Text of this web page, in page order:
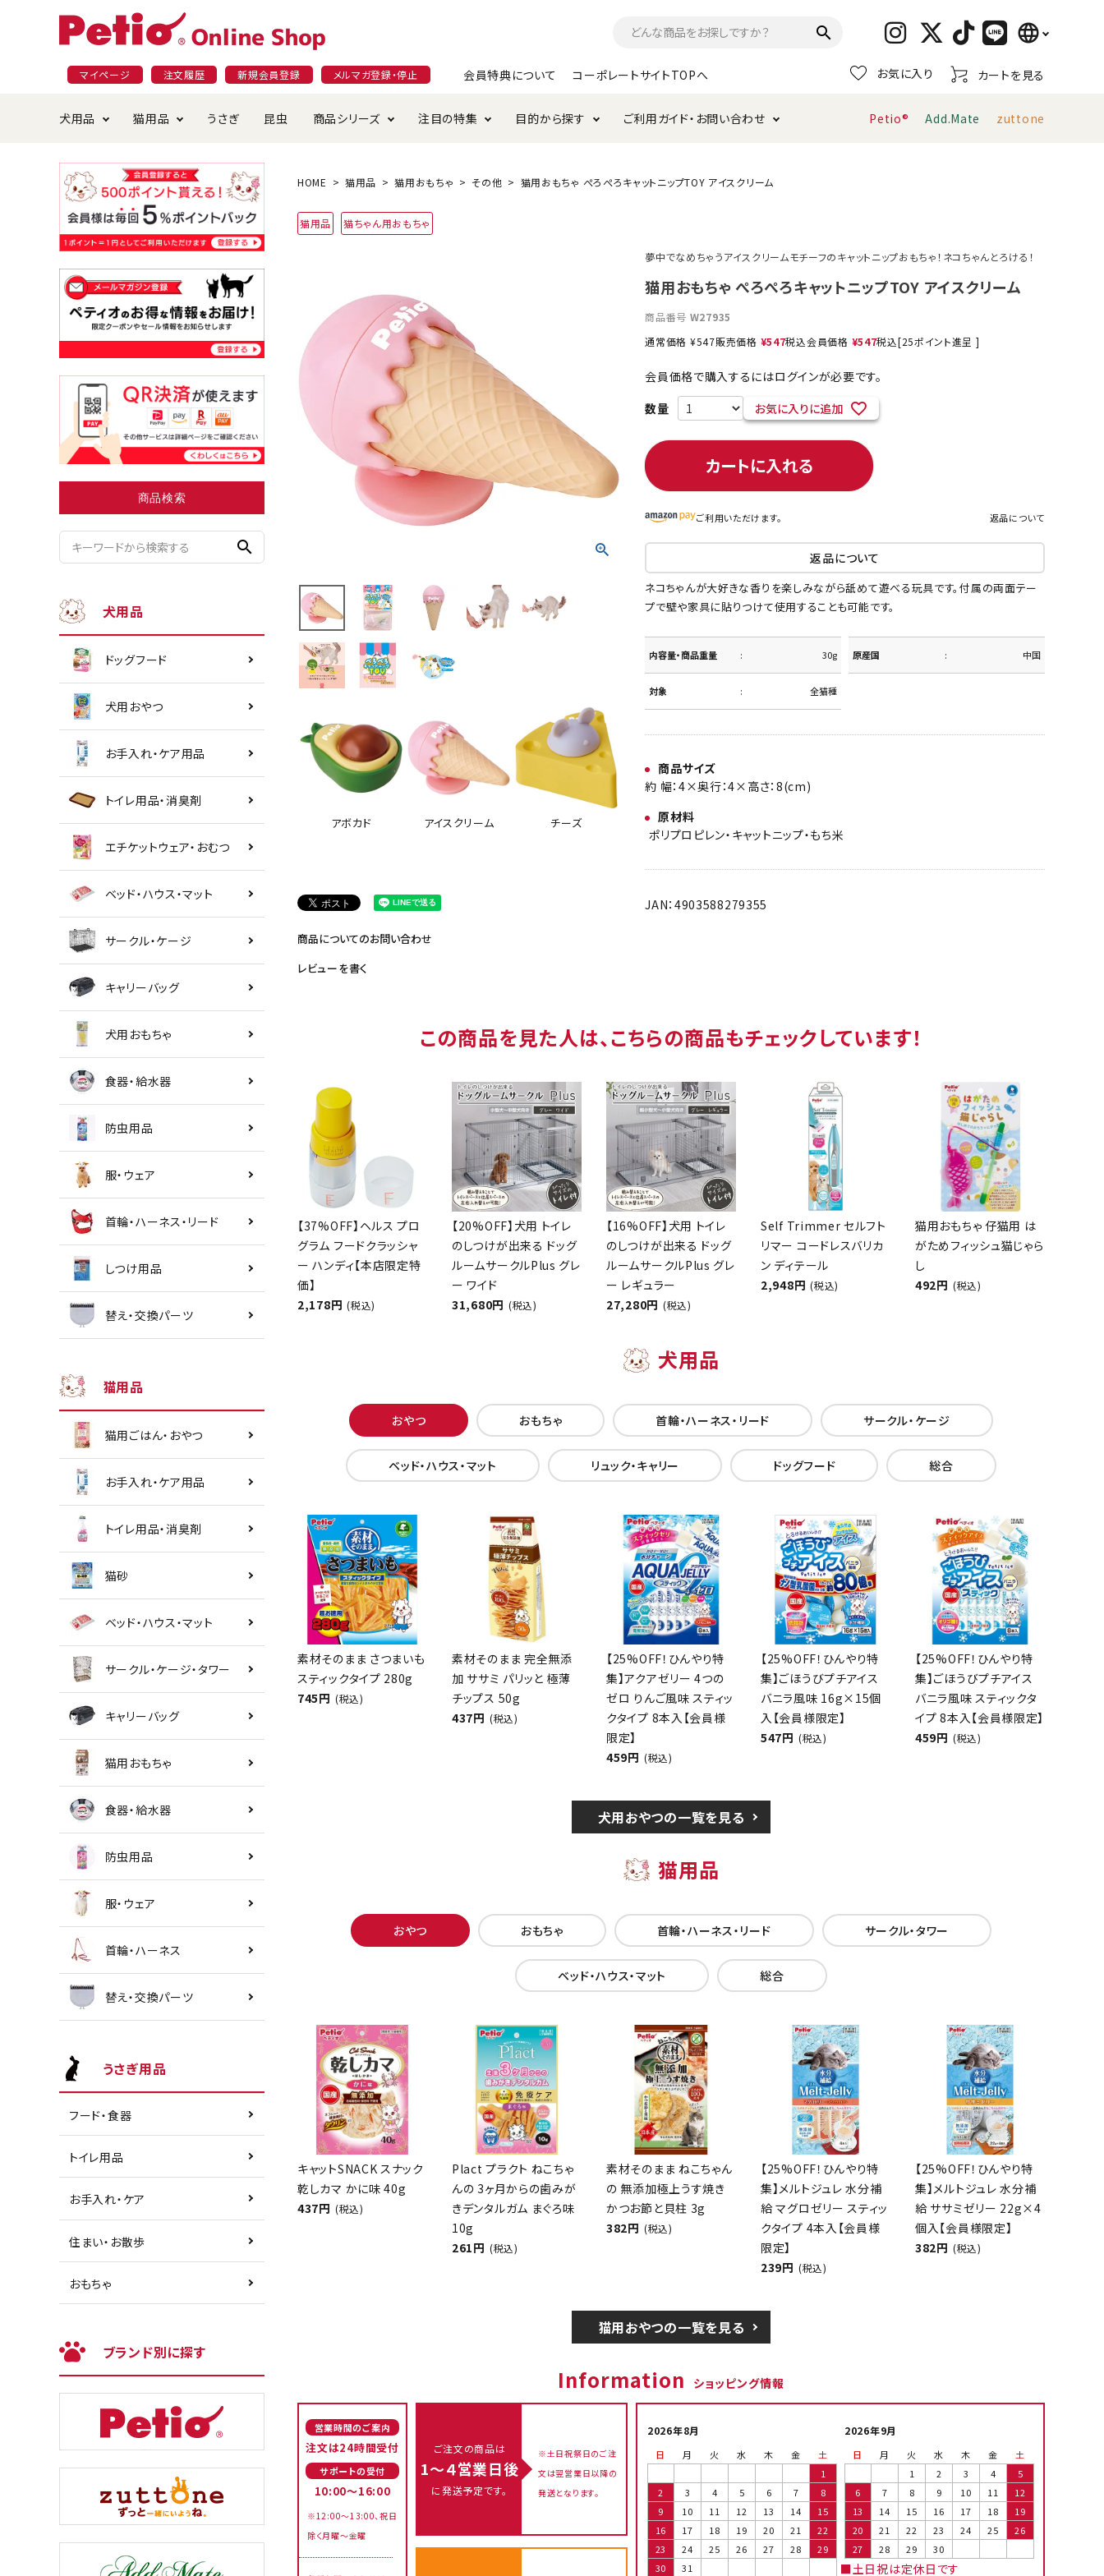
search language
日本語
English
マイページ 注文履歴 新規会員登録 メルマガ登録・停止 会員特典について コーポレートサイトTOPへ お気に入り カートを見る
犬用品
ドッグフード おやつ お手入れ・ケア用品
ペットシーツ ベッド・ハウス・マット
おもちゃ 服・ウェア
首輪・ハーネス・リード しつけ用品 替え・交換パーツ
猫用品
ごはん・おやつ お手入れ・ケア用品 トイレタリー・消臭剤
ベッド・ハウス・マット サークル・ケージ・タワー
食器・給水器 首輪・ハーネス
替え・交換パーツ
うさぎ 昆虫 商品シリーズ
プラクト 素材そのまま 極上
注目の特集
夜のお散歩特集 無添加特集 けりぐるみ特集
目的から探す
国産フード&おやつ特集 穀物不使用のグレインフリー
じゃらして遊ぶ デンタルおもちゃ
またたび・元気草
小型犬にオススメ ダイエット中にオススメ まとめ買いでオトク！！ ネコポス対象商品一覧
ご利用ガイド・お問い合わせ
ショッピングガイド 会員特典について ご注文方法について
返品・交換について オンラインショップ利用規約
Petio® Add.Mate zuttone
商品検索
search
犬用品
ドッグフード
犬用おやつ
お手入れ・ケア用品
トイレ用品・消臭剤
エチケットウェア・おむつ
ベッド・ハウス・マット
サークル・ケージ
キャリーバッグ
犬用おもちゃ
食器・給水器
防虫用品
服・ウェア
首輪・ハーネス・リード
しつけ用品
替え・交換パーツ
猫用品
猫用ごはん・おやつ
お手入れ・ケア用品
トイレ用品・消臭剤
猫砂
ベッド・ハウス・マット
サークル・ケージ・タワー
キャリーバッグ
猫用おもちゃ
食器・給水器
防虫用品
服・ウェア
首輪・ハーネス
替え・交換パーツ
うさぎ用品
フード・食器
トイレ用品
お手入れ・ケア
住まい・お散歩
おもちゃ
ブランド別に探す
HOME 猫用品 猫用おもちゃ その他 猫用おもちゃ ぺろぺろキャットニップTOY アイスクリーム
猫用品 猫ちゃん用おもちゃ
アボカド アイスクリーム チーズ
商品についてのお問い合わせ
レビューを書く
夢中でなめちゃうアイスクリームモチーフのキャットニップおもちゃ！ネコちゃんとろける！
猫用おもちゃ ぺろぺろキャットニップTOY アイスクリーム
商品番号 W27935
通常価格 ¥547販売価格 ¥547税込会員価格 ¥547税込[25ポイント進呈 ]
会員価格で購入するにはログインが必要です。
お気に入りに追加
カートに入れる
ご利用いただけます。 返品について
返品について
ネコちゃんが大好きな香りを楽しみながら舐めて遊べる玩具です。付属の両面テー
プで壁や家具に貼りつけて使用することも可能です。
内容量・商品重量 30g 原産国 中国
対象 全猫種
商品サイズ
約 幅：4×奥行：4×高さ：8(cm)
原材料
ポリプロピレン・キャットニップ・もち米
JAN：4903588279355
この商品を見た人は、こちらの商品もチェックしています！
【37%OFF】ヘルス プロ
グラム フードクラッシャ
ー ハンディ【本店限定特
価】
2,178円 (税込)
【20%OFF】犬用 トイレ
のしつけが出来る ドッグ
ルームサークルPlus グレ
ー ワイド
31,680円 (税込)
【16%OFF】犬用 トイレ
のしつけが出来る ドッグ
ルームサークルPlus グレ
ー レギュラー
27,280円 (税込)
Self Trimmer セルフト
リマー コードレスバリカ
ン ディテール
2,948円 (税込)
猫用おもちゃ 仔猫用 は
がためフィッシュ猫じゃら
し
492円 (税込)
犬用品
おやつ おもちゃ 首輪・ハーネス・リード サークル・ケージ
ベッド・ハウス・マット リュック・キャリー ドッグフード 総合
素材そのまま さつまいも
スティックタイプ 280g
745円 (税込)
素材そのまま 完全無添
加 ササミ パリッと 極薄
チップス 50g
437円 (税込)
【25%OFF！ひんやり特
集】アクアゼリー 4つの
ゼロ りんご風味 スティッ
クタイプ 8本入【会員様
限定】
459円 (税込)
【25%OFF！ひんやり特
集】ごほうびプチアイス
バニラ風味 16g×15個
入【会員様限定】
547円 (税込)
【25%OFF！ひんやり特
集】ごほうびプチアイス
バニラ風味 スティックタ
イプ 8本入【会員様限定】
459円 (税込)
犬用おやつの一覧を見る
猫用品
おやつ おもちゃ 首輪・ハーネス・リード サークル・タワー
ベッド・ハウス・マット 総合
キャットSNACK スナック
乾しカマ かに味 40g
437円 (税込)
Plact プラクト ねこちゃ
んの 3ヶ月からの歯みが
きデンタルガム まぐろ味
10g
261円 (税込)
素材そのまま ねこちゃん
の 無添加極上うす焼き
かつお節と貝柱 3g
382円 (税込)
【25%OFF！ひんやり特
集】メルトジュレ 水分補
給 マグロゼリー スティッ
クタイプ 4本入【会員様
限定】
239円 (税込)
【25%OFF！ひんやり特
集】メルトジュレ 水分補
給 ササミゼリー 22g×4
個入【会員様限定】
382円 (税込)
猫用おやつの一覧を見る
Information ショッピング情報
営業時間のご案内
注文は24時間受付
サポートの受付
10:00～16:00
※12:00～13:00、祝日
除く月曜～金曜
ご注文の商品は
1～４営業日後
に発送予定です。
※土日祝祭日のご注
文は翌営業日以降の
発送となります。
2026年8月
日 月 火 水 木 金
土
1
2
3 4 5 6 7
8
9
10 11 12 13 14
15
16
17 18 19 20 21
22
23
24 25 26 27 28
29
30
31
2026年9月
日 月 火 水 木 金
土
1
2 3 4
5
6
7 8 9 10 11
12
13
14 15 16 17 18
19
20
21 22 23 24 25
26
27
28 29 30
■土日祝は定休日です